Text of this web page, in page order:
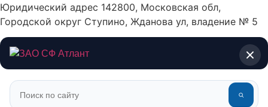
Юридический адрес 142800, Московская обл,
Городской округ Ступино, Жданова ул, владение № 5